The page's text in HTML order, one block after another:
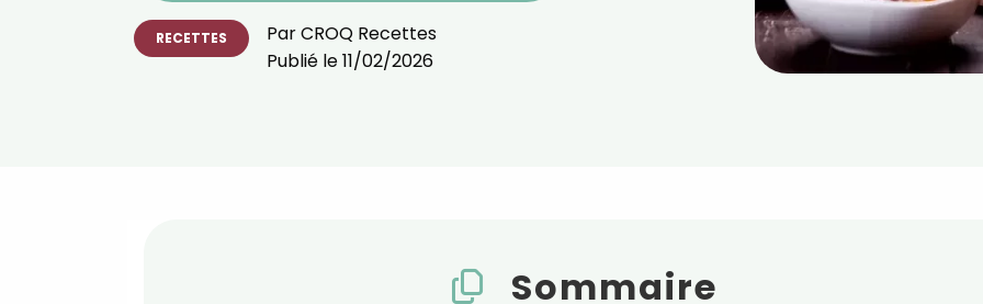
RECETTES ParCROQ Recettes
Publié le11/02/2026
Sommaire